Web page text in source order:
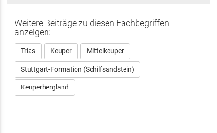
Weitere Beiträge zu diesen Fachbegriffen
anzeigen:
Trias Keuper Mittelkeuper
Stuttgart-Formation (Schilfsandstein)
Keuperbergland